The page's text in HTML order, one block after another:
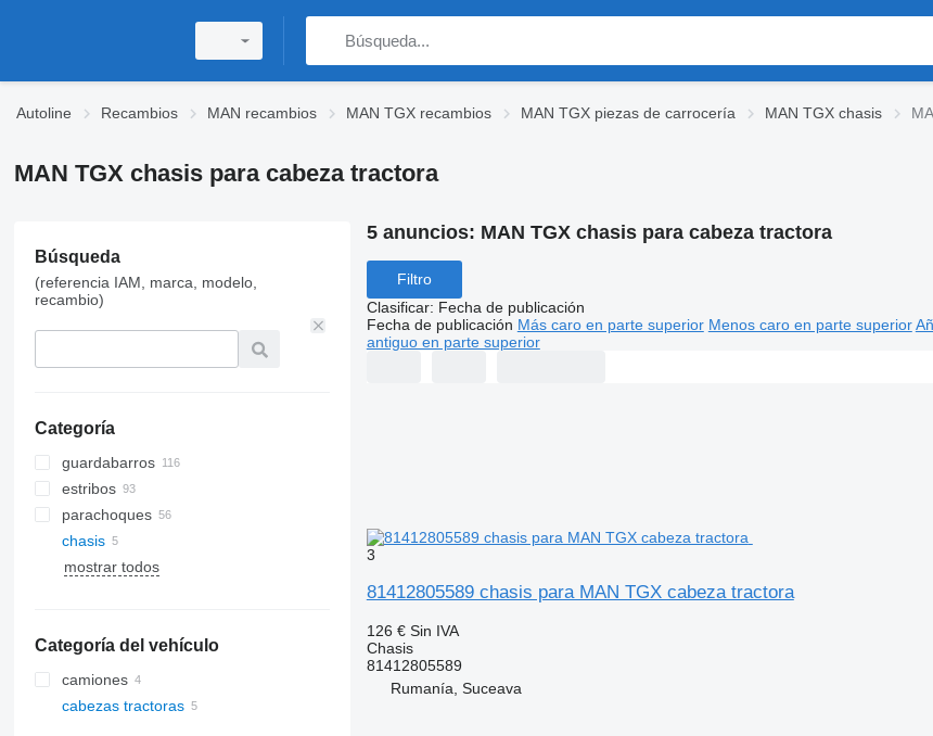
Autoline Recambios MAN recambios MAN TGX recambios MAN TGX piezas de carrocería MAN TGX chasis
MAN TGX chasis para cabeza tractora
Búsqueda
(referencia IAM, marca, modelo,
recambio)
Categoría
guardabarros
estribos
parachoques
chasis
mostrar todos
Categoría del vehículo
camiones
cabezas tractoras
5 anuncios: MAN TGX chasis para cabeza tractora
Filtro
Clasificar: Fecha de publicación
Fecha de publicación Más caro en parte superior Menos caro en parte superior
antiguo en parte superior
3
81412805589 chasis para MAN TGX cabeza tractora
126 € Sin IVA
Chasis
81412805589
Rumanía, Suceava